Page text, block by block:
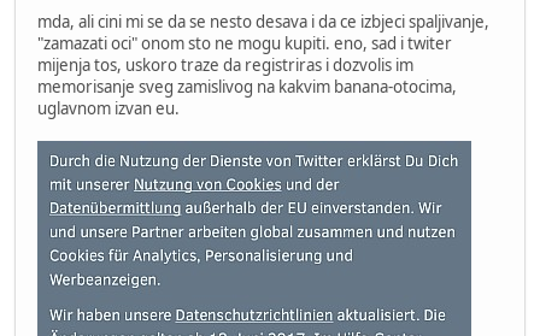
mda, ali cini mi se da se nesto desava i da ce izbjeci spaljivanje,
"zamazati oci" onom sto ne mogu kupiti. eno, sad i twiter
mijenja tos, uskoro traze da registriras i dozvolis im
memorisanje sveg zamislivog na kakvim banana-otocima,
uglavnom izvan eu.